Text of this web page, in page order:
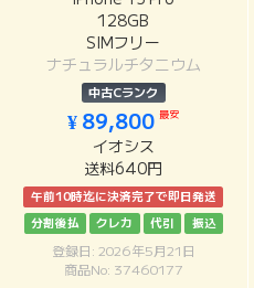
128GB
SIMフリー
ナチュラルチタニウム
中古Cランク
¥ 89,800最安
イオシス
送料640円
午前10時迄に決済完了で即日発送
分割後払
クレカ 代引 振込
登録日: 2026年5月21日
商品No: 37460177